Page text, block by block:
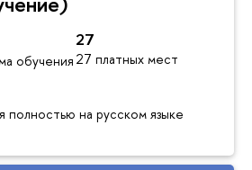
обучения
27
27 платных мест
полностью на русском языке